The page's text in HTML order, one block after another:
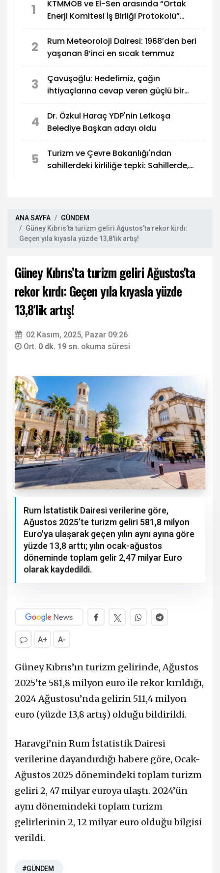
1
KTMMOB ve El-Sen arasında “Ortak
Enerji Komitesi İş Birliği Protokolü”
2
Rum Meteoroloji Dairesi: 1968’den beri
yaşanan 8’inci en sıcak temmuz
3
Çavuşoğlu: Hedefimiz, çağın
ihtiyaçlarına cevap veren güçlü bir
4
Dr. Özkul Haraç YDP'nin Lefkoşa
Belediye Başkan adayı oldu
5
Turizm ve Çevre Bakanlığı'ndan
sahillerdeki kirliliğe tepki: Sahillerde,
ANA SAYFA
GÜNDEM
Güney Kıbrıs’ta turizm geliri Ağustos'ta rekor kırdı:
Geçen yıla kıyasla yüzde 13,8'lik artış!
Güney Kıbrıs’ta turizm geliri Ağustos'ta
rekor kırdı: Geçen yıla kıyasla yüzde
13,8'lik artış!
02 Kasım, 2025, Pazar 09:26
Ort. 0 dk. 19 sn. okuma süresi
Rum İstatistik Dairesi verilerine göre,
Ağustos 2025’te turizm geliri 581,8 milyon
Euro'ya ulaşarak geçen yılın aynı ayına göre
yüzde 13,8 arttı; yılın ocak-ağustos
döneminde toplam gelir 2,47 milyar Euro
olarak kaydedildi.
A+ A-
Güney Kıbrıs’ın turizm gelirinde, Ağustos
2025’te 581,8 milyon euro ile rekor kırıldığı,
2024 Ağustosu’nda gelirin 511,4 milyon
euro (yüzde 13,8 artış) olduğu bildirildi.
Haravgi’nin Rum İstatistik Dairesi
verilerine dayandırdığı habere göre, Ocak-
Ağustos 2025 dönemindeki toplam turizm
geliri 2, 47 milyar euroya ulaştı. 2024’ün
aynı dönemindeki toplam turizm
gelirlerinin 2, 12 milyar euro olduğu bilgisi
verildi.
#GÜNDEM